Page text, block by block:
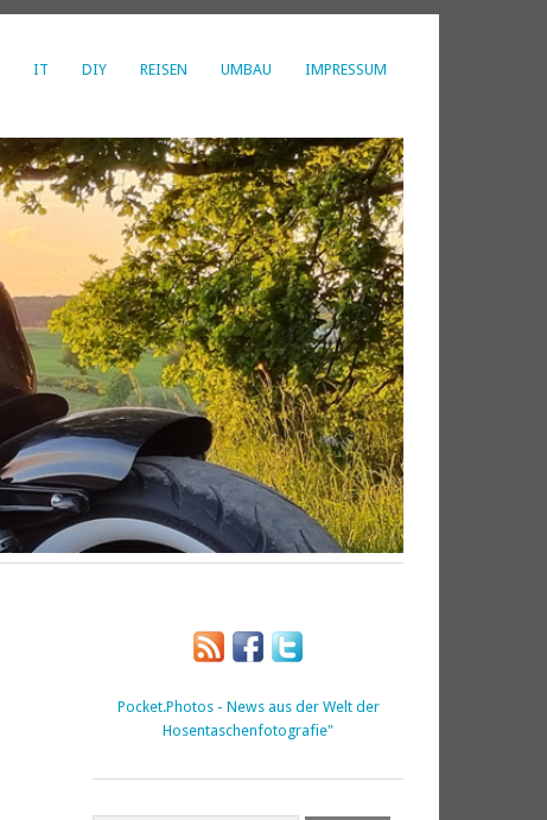
IT DIY REISEN UMBAU IMPRESSUM
Pocket.Photos - News aus der Welt der
Hosentaschenfotografie"